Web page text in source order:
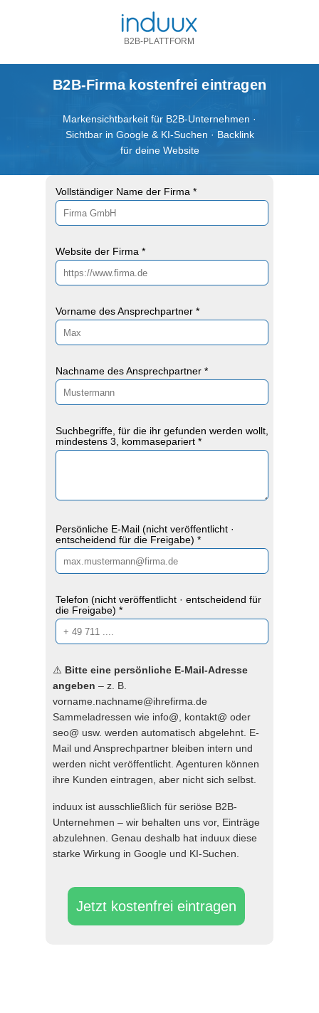
B2B-Firma kostenfrei eintragen
B2B-PLATTFORM
Vollständiger Name der Firma *
Website der Firma *
Vorname des Ansprechpartner *
Nachname des Ansprechpartner *
Suchbegriffe, für die ihr gefunden werden wollt,
mindestens 3, kommasepariert *
Persönliche E-Mail (nicht veröffentlicht ·
entscheidend für die Freigabe) *
Telefon (nicht veröffentlicht · entscheidend für
die Freigabe) *
Jetzt kostenfrei eintragen
⚠️ Bitte eine persönliche E-Mail-Adresse
angeben – z. B.
vorname.nachname@ihrefirma.de
Sammeladressen wie info@, kontakt@ oder
seo@ usw. werden automatisch abgelehnt. E-
Mail und Ansprechpartner bleiben intern und
werden nicht veröffentlicht. Agenturen können
ihre Kunden eintragen, aber nicht sich selbst.
induux ist ausschließlich für seriöse B2B-
Unternehmen – wir behalten uns vor, Einträge
abzulehnen. Genau deshalb hat induux diese
starke Wirkung in Google und KI-Suchen.
Markensichtbarkeit für B2B-Unternehmen ·
Sichtbar in Google & KI-Suchen · Backlink
für deine Website